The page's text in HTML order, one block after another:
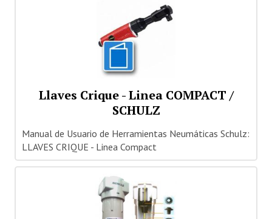
Llaves Crique - Linea COMPACT /
SCHULZ
Manual de Usuario de Herramientas Neumáticas Schulz:
LLAVES CRIQUE - Linea Compact